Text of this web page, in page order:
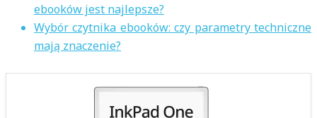
ebooków jest najlepsze?
Wybór czytnika ebooków: czy parametry techniczne
mają znaczenie?